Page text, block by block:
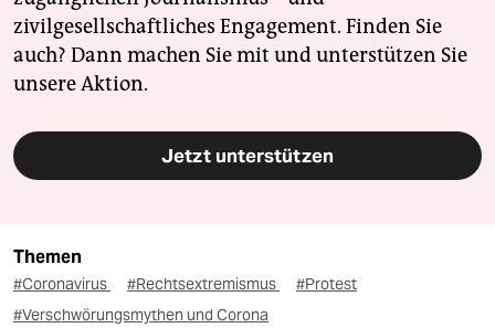
zivilgesellschaftliches Engagement. Finden Sie
auch? Dann machen Sie mit und unterstützen Sie
unsere Aktion.
Jetzt unterstützen
Themen
#Coronavirus #Rechtsextremismus
#Protest
#Verschwörungsmythen und Corona